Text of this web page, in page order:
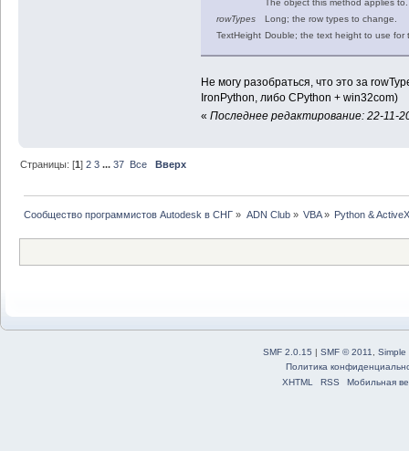
rowTypes
Long; the row types to change.
TextHeight Double; the text height to use for
Не могу разобраться, что это за
IronPython, либо CPython + win32com)
« Последнее редактирование: 22-11-
Страницы: [1]2 3 ...37 Все Вверх
Сообщество программистов Autodesk в СНГ » ADN Club» VBA» Python &
SMF 2.0.15 | SMF © 2011
Simple
Политика
XHTML
RSS Мобильная